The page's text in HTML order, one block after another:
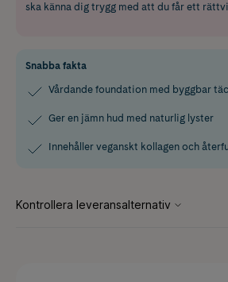
ska känna dig trygg med att du får ett
Snabba fakta
Vårdande foundation med byggbar
Ger en jämn hud med naturlig lyster
Innehåller veganskt kollagen och